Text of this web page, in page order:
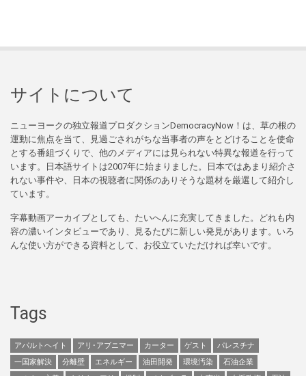
サイトについて
ニューヨークの独立報道プロダクションDemocracyNow！は、草の根の
運動に焦点を当て、見過ごされがちな当事者の声をとどけることを使命
とする番組づくりで、他のメディアには見られない特異な報道を行って
います。日本語サイトは2007年に始まりました。日本ではあまり紹介さ
れない事件や、日本の視聴者に関係のありそうな題材を厳選して紹介し
ています。
字幕動画アーカイブとしても、たいへんに充実してきました。どれも内
容の濃いインタビューであり、見るたびに新しい発見があります。いろ
んな使い方ができる資料として、お役立ていただければ幸いです。
Tags
アパルトヘイト アリ･アブニマー カーター ゲスト
パレスチナ
一国家解決
分離壁 エネルギー 油田開発 環境汚染
石油企業